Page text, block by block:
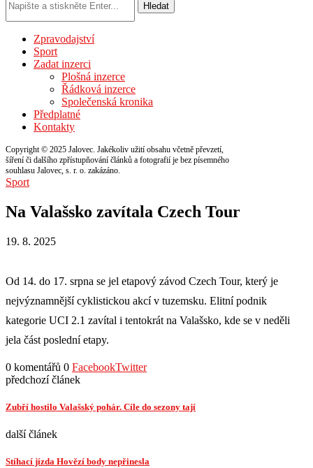
Hledat
Zpravodajství
Sport
Zadat inzerci
Plošná inzerce
Řádková inzerce
Společenská kronika
Předplatné
Kontakty
Copyright © 2025 Jalovec. Jakékoliv užití obsahu včetně převzetí,
šíření či dalšího zpřístupňování článků a fotografií je bez písemného
souhlasu Jalovec, s. r. o. zakázáno.
Sport
Na Valašsko zavítala Czech Tour
19. 8. 2025
Od 14. do 17. srpna se jel etapový závod Czech Tour, který je
nejvýznamnější cyklistickou akcí v tuzemsku. Elitní podnik
kategorie UCI 2.1 zavítal i tentokrát na Valašsko, kde se v neděli
jela část poslední etapy.
0 komentářů 0 FacebookTwitter
předchozí článek
Zubří hostilo Valašský pohár. Cíle do sezony tají
další článek
Stíhací jízda Hovězí body nepřinesla